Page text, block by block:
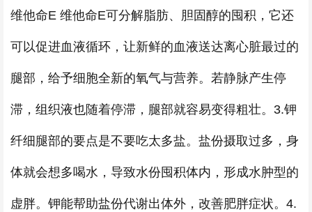
维他命E 维他命E可分解脂肪、胆固醇的囤积，它还
可以促进血液循环，让新鲜的血液送达离心脏最过的
腿部，给予细胞全新的氧气与营养。若静脉产生停
滞，组织液也随着停滞，腿部就容易变得粗壮。3.钾
纤细腿部的要点是不要吃太多盐。盐份摄取过多，身
体就会想多喝水，导致水份囤积体内，形成水肿型的
虚胖。钾能帮助盐份代谢出体外，改善肥胖症状。4.